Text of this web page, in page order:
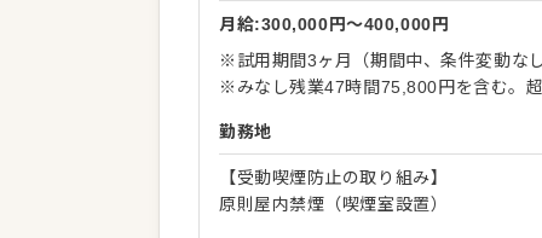
月給:300,000円〜400,000円
※試用期間3ヶ月（期間中、条件変動なし
※みなし残業47時間75,800円を含む。超
勤務地
【受動喫煙防止の取り組み】
原則屋内禁煙（喫煙室設置）